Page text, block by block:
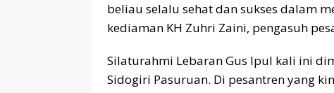
beliau selalu sehat dan sukses dalam
kediaman KH Zuhri Zaini, pengasuh
Silaturahmi Lebaran Gus Ipul kali ini
Sidogiri Pasuruan. Di pesantren yang